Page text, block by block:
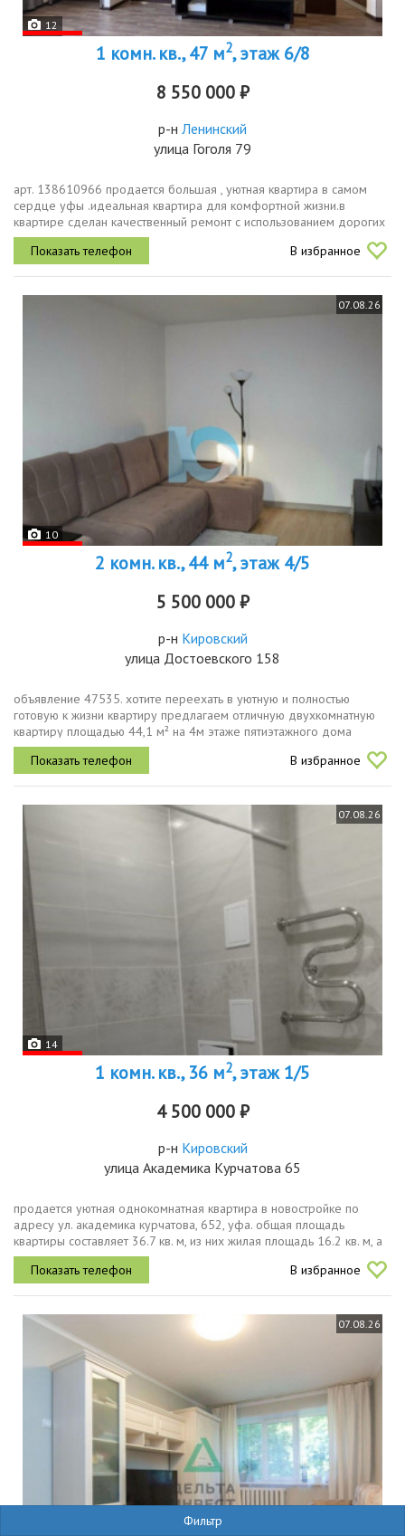
Фильтр
12
1 комн. кв., 47 м2, этаж 6/8
8 550 000 ₽
р-н Ленинский
улица Гоголя 79
арт. 138610966 продается большая , уютная квартира в самом
сердце уфы .идеальная квартира для комфортной жизни.в
квартире сделан качественный ремонт с использованием дорогих
материалов ,тёплые полы на кухне , в ванной и прихожей.о доме
дом очень...
В избранное
07.08.26
10
2 комн. кв., 44 м2, этаж 4/5
5 500 000 ₽
р-н Кировский
улица Достоевского 158
объявление 47535. хотите переехать в уютную и полностью
готовую к жизни квартиру предлагаем отличную двухкомнатную
квартиру площадью 44,1 м² на 4м этаже пятиэтажного дома
идеальный вариант для комфортной жизни без дополнительных
вложений квартира...
В избранное
07.08.26
14
1 комн. кв., 36 м2, этаж 1/5
4 500 000 ₽
р-н Кировский
улица Академика Курчатова 65
продается уютная однокомнатная квартира в новостройке по
адресу ул. академика курчатова, 652, уфа. общая площадь
квартиры составляет 36.7 кв. м, из них жилая площадь 16.2 кв. м, а
кухня 9.6 кв. м. квартира расположена на 1 этаже 5этажного
дома,...
В избранное
07.08.26